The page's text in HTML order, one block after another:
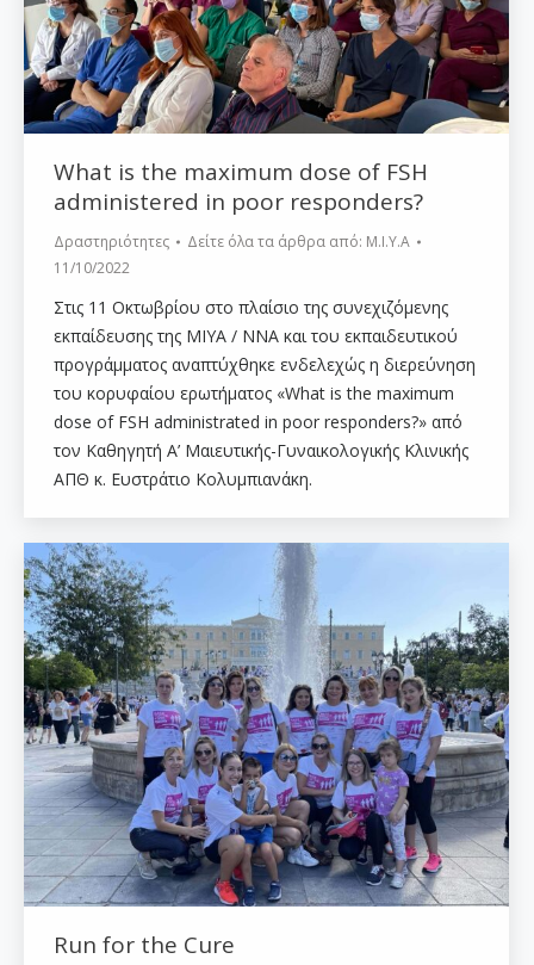
What is the maximum dose of FSH
administered in poor responders?
Δραστηριότητες Δείτε όλα τα άρθρα από: Μ.Ι.Υ.Α
11/10/2022
Στις 11 Οκτωβρίου στο πλαίσιο της συνεχιζόμενης
εκπαίδευσης της ΜΙΥΑ / ΝΝΑ και του εκπαιδευτικού
προγράμματος αναπτύχθηκε ενδελεχώς η διερεύνηση
του κορυφαίου ερωτήματος «What is the maximum
dose of FSH administrated in poor responders?» από
τον Καθηγητή Α’ Μαιευτικής-Γυναικολογικής Κλινικής
ΑΠΘ κ. Ευστράτιο Κολυμπιανάκη.
Run for the Cure